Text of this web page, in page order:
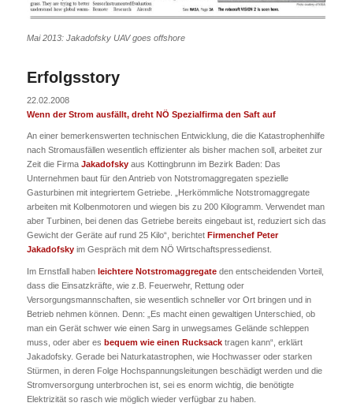
Mai 2013: Jakadofsky UAV goes offshore
Erfolgsstory
22.02.2008
Wenn der Strom ausfällt, dreht NÖ Spezialfirma den Saft auf
An einer bemerkenswerten technischen Entwicklung, die die Katastrophenhilfe
nach Stromausfällen wesentlich effizienter als bisher machen soll, arbeitet zur
Zeit die Firma Jakadofskyaus Kottingbrunn im Bezirk Baden: Das
Unternehmen baut für den Antrieb von Notstromaggregaten spezielle
Gasturbinen mit integriertem Getriebe. „Herkömmliche Notstromaggregate
arbeiten mit Kolbenmotoren und wiegen bis zu 200 Kilogramm. Verwendet man
aber Turbinen, bei denen das Getriebe bereits eingebaut ist, reduziert sich das
Gewicht der Geräte auf rund 25 Kilo“, berichtet Firmenchef Peter
Jakadofskyim Gespräch mit dem NÖ Wirtschaftspressedienst.
Im Ernstfall haben leichtere Notstromaggregateden entscheidenden Vorteil,
dass die Einsatzkräfte, wie z.B. Feuerwehr, Rettung oder
Versorgungsmannschaften, sie wesentlich schneller vor Ort bringen und in
Betrieb nehmen können. Denn: „Es macht einen gewaltigen Unterschied, ob
man ein Gerät schwer wie einen Sarg in unwegsames Gelände schleppen
muss, oder aber es bequem wie einen Rucksacktragen kann“, erklärt
Jakadofsky. Gerade bei Naturkatastrophen, wie Hochwasser oder starken
Stürmen, in deren Folge Hochspannungsleitungen beschädigt werden und die
Stromversorgung unterbrochen ist, sei es enorm wichtig, die benötigte
Elektrizität so rasch wie möglich wieder verfügbar zu haben.